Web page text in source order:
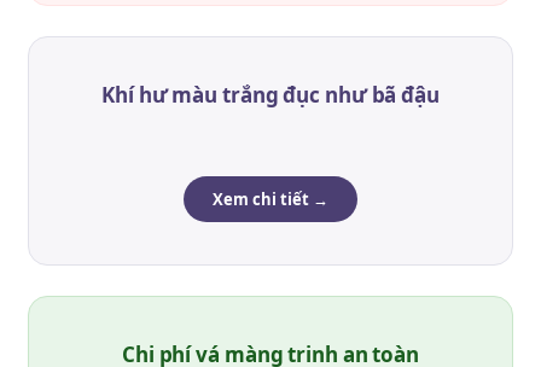
Khí hư màu trắng đục như bã đậu
Xem chi tiết →
Chi phí vá màng trinh an toàn